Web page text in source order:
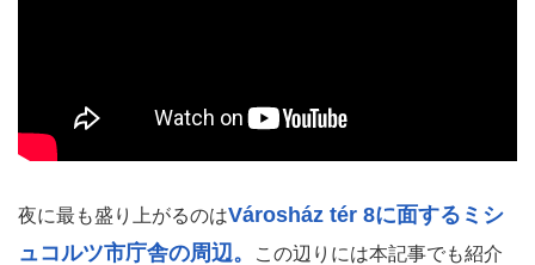
夜に最も盛り上がるのはVárosház tér 8に面するミシ
ュコルツ市庁舎の周辺。
この辺りには本記事でも紹介